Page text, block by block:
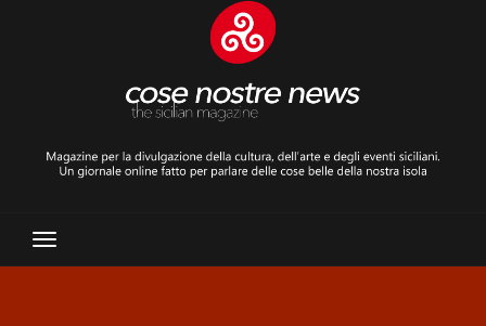
Toggle
Navigation